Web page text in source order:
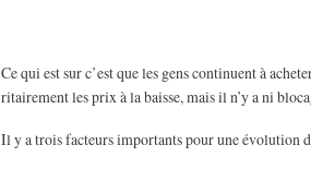
Ce qui est sur c’est que les gens continuent à
ritairement les prix à la baisse, mais il n’y a ni
Il y a trois facteurs importants pour une évolution